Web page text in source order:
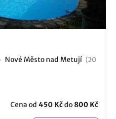
Nové Město nad Metují (20
Cena od 450 Kčdo 800 Kč